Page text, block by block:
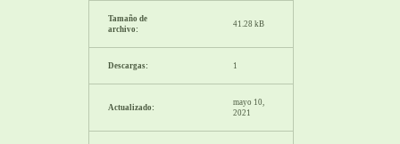
Tamaño de
archivo:
41.28 kB
Descargas: 1
Actualizado:
mayo 10,
2021